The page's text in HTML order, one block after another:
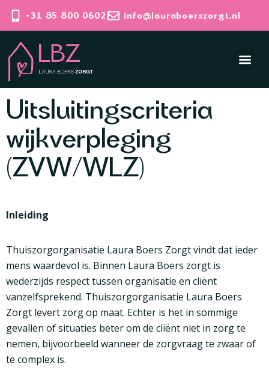
+31 85 800 0602 info@lauraboerszorgt.nl
Uitsluitingscriteria
wijkverpleging
(ZVW/WLZ)
Inleiding
Thuiszorgorganisatie Laura Boers Zorgt vindt dat ieder
mens waardevol is. Binnen Laura Boers zorgt is
wederzijds respect tussen organisatie en cliënt
vanzelfsprekend. Thuiszorgorganisatie Laura Boers
Zorgt levert zorg op maat. Echter is het in sommige
gevallen of situaties beter om de cliënt niet in zorg te
nemen, bijvoorbeeld wanneer de zorgvraag te zwaar of
te complex is.